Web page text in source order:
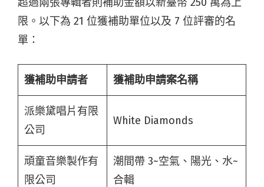
限。以下為 21 位獲補助單位以及 7 位評審的名
單：
獲補助申請者 獲補助申請案名稱
派樂黛唱片有限
公司
White Diamonds
頑童音樂製作有
限公司
潮間帶 3~空氣、陽光、水~
合輯